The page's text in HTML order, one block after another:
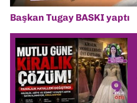
Başkan Tugay BASKI yaptı